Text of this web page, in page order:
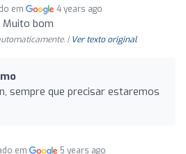
em 4 years ago
Muito bom
| Ver texto original
sempre que precisar estaremos
em 5 years ago